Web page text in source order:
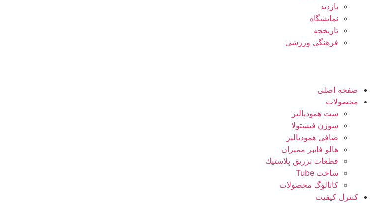
بازدید
نمایشگاه
تاريخچه
فرهنگی ورزشی
صفحه اصلی
محصولات
ست همودیالیز
سوزن فیستولا
صافی همودیالیز
هالو فایبر ممبران
قطعات تزريق پلاستيك
ساخت Tube
کاتالوگ محصولات
کنترل کیفیت